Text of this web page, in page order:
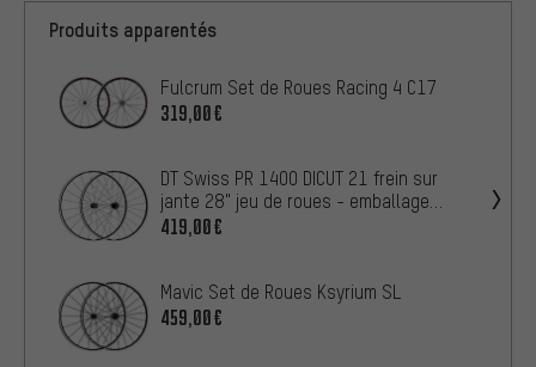
Produits apparentés
Fulcrum Set de Roues Racing 4 C17
319,00€
DT Swiss PR 1400 DICUT 21 frein sur
jante 28" jeu de roues - emballage
atelier
419,00€
Mavic Set de Roues Ksyrium SL
459,00€